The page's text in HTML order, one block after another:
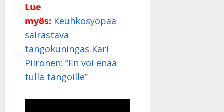
Lue
myös: Keuhkosyöpää
sairastava
tangokuningas Kari
Piironen: ”En voi enää
tulla tangoille”